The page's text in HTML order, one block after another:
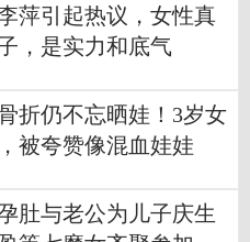
萍引起热议，女性真
，是实力和底气
折仍不忘晒娃！3岁女
被夸赞像混血娃娃
肚与老公为儿子庆生